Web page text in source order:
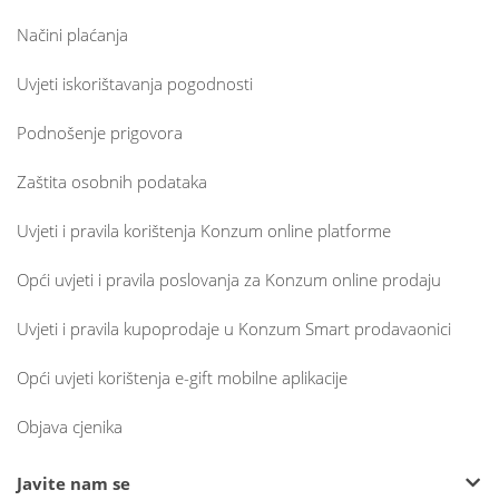
Načini plaćanja
Uvjeti iskorištavanja pogodnosti
Podnošenje prigovora
Zaštita osobnih podataka
Uvjeti i pravila korištenja Konzum online platforme
Opći uvjeti i pravila poslovanja za Konzum online prodaju
Uvjeti i pravila kupoprodaje u Konzum Smart prodavaonici
Opći uvjeti korištenja e-gift mobilne aplikacije
Objava cjenika
Javite nam se